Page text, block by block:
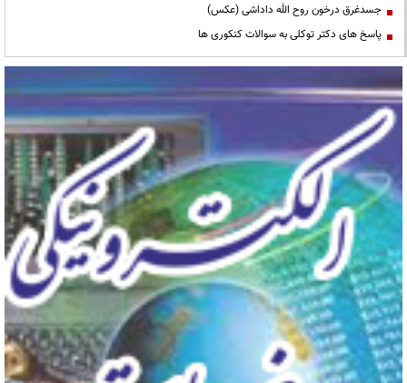
جسدغرق درخون روح الله داداشی (عکس)
پاسخ های دکتر توکلی به سوالات کنکوری ها